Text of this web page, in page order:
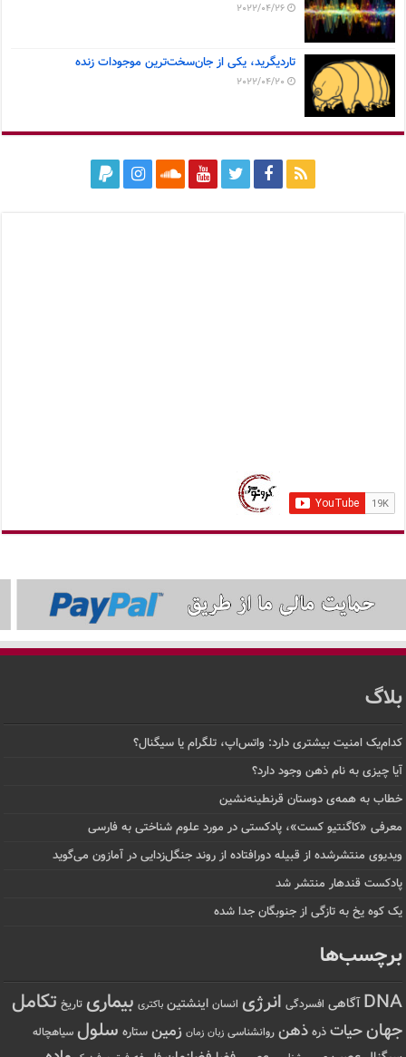
2022/04/26
تاردیگرید، یکی از جان‌سخت‌ترین موجودات زنده
2022/04/20
بلاگ
کدام‌یک امنیت بیشتری دارد: واتس‌اپ، تلگرام یا سیگنال؟
آیا چیزی به نام ذهن وجود دارد؟
خطاب به همه‌ی دوستان قرنطینه‌نشین
معرفی «کاگنتیو کست»، پادکستی در مورد علوم شناختی به فارسی
ویدیوی منتشرشده از قبیله دورافتاده‌ از روند جنگل‌زدایی در آمازون می‌گوید
پادکست قندهار منتشر شد
یک کوه یخ به تازگی از جنوبگان جدا شده
برچسب‌ها
DNA آگاهی افسردگی انرژی انسان اینشتین باکتری بیماری تاریخ تکامل
جهانحیات ذره ذهن روانشناسی زبان زمان زمین ستاره سلول سیاهچاله